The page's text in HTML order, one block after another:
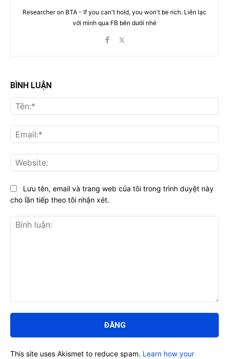
Researcher on BTA - If you can't hold, you won't be rich. Liên lạc
với mình qua FB bên dưới nhé
BÌNH LUẬN
Lưu tên, email và trang web của tôi trong trình duyệt này
cho lần tiếp theo tôi nhận xét.
This site uses Akismet to reduce spam. Learn how your